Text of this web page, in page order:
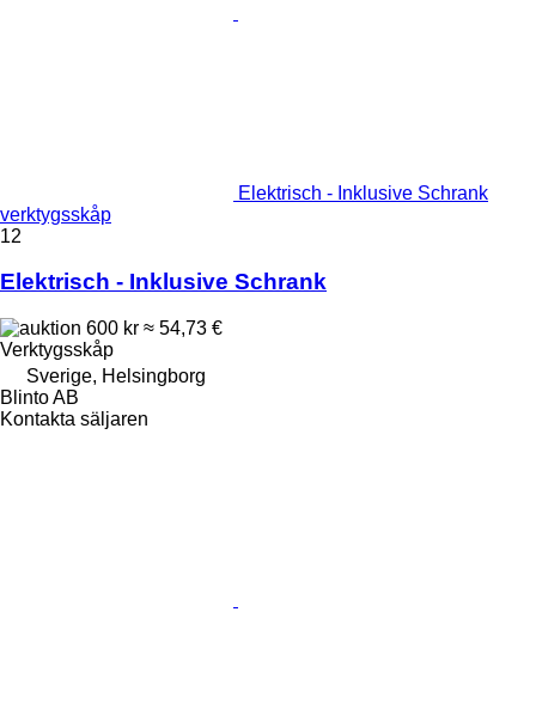
Elektrisch - Inklusive Schrank
verktygsskåp
12
Elektrisch - Inklusive Schrank
600 kr ≈ 54,73 €
Verktygsskåp
Sverige, Helsingborg
Blinto AB
Kontakta säljaren